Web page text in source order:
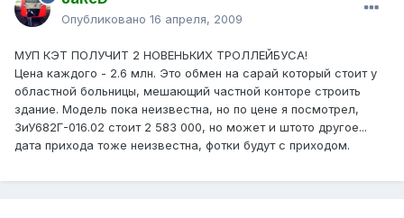
Опубликовано 16 апреля, 2009
МУП КЭТ ПОЛУЧИТ 2 НОВЕНЬКИХ ТРОЛЛЕЙБУСА!
Цена каждого - 2.6 млн. Это обмен на сарай который стоит у
областной больницы, мешающий частной конторе строить
здание. Модель пока неизвестна, но по цене я посмотрел,
ЗиУ682Г-016.02 стоит 2 583 000, но может и штото другое...
дата прихода тоже неизвестна, фотки будут с приходом.